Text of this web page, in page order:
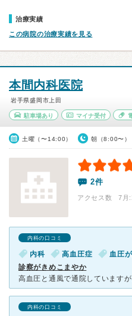
治療実績
この病院の治療実績を見る
本間内科医院
岩手県盛岡市上田
駐車場あり マイナ受付
土曜（〜14:00） 朝（8:00〜）
2件
アクセス数 7月:
内科の口コミ
内科 高血圧症 血圧
診察がきめこまやか
内科の口コミ